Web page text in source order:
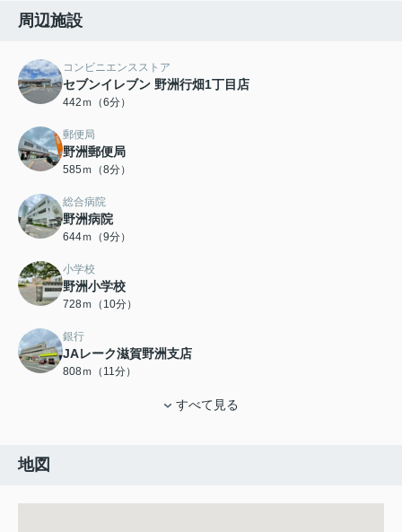
周辺施設
コンビニエンスストア
セブンイレブン 野洲行畑1丁目店
442ｍ（6分）
郵便局
野洲郵便局
585ｍ（8分）
総合病院
野洲病院
644ｍ（9分）
小学校
野洲小学校
728ｍ（10分）
銀行
JAレーク滋賀野洲支店
808ｍ（11分）
すべて見る
地図